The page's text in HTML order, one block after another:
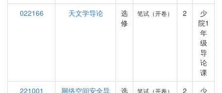
022166
天文学导论
选
修
笔试（开卷） 2
少
院1
年
级
导
论
课
221001
网络空间安全导
选
笔试（开卷） 2
少